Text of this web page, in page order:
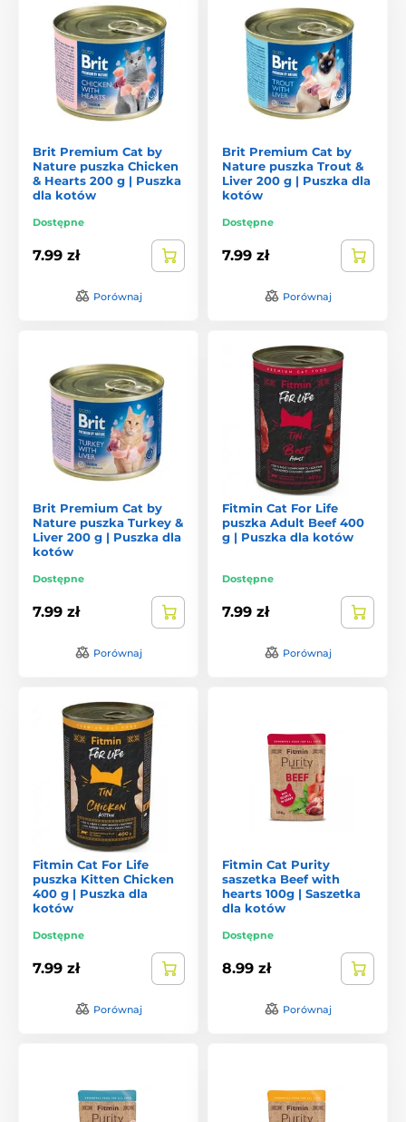
Brit Premium Cat by
Nature puszka Chicken
& Hearts 200 g | Puszka
dla kotów
Dostępne
7.99 zł
Porównaj
Brit Premium Cat by
Nature puszka Trout &
Liver 200 g | Puszka dla
kotów
Dostępne
7.99 zł
Porównaj
Brit Premium Cat by
Nature puszka Turkey &
Liver 200 g | Puszka dla
kotów
Dostępne
7.99 zł
Porównaj
Fitmin Cat For Life
puszka Adult Beef 400
g | Puszka dla kotów
Dostępne
7.99 zł
Porównaj
Fitmin Cat For Life
puszka Kitten Chicken
400 g | Puszka dla
kotów
Dostępne
7.99 zł
Porównaj
Fitmin Cat Purity
saszetka Beef with
hearts 100g | Saszetka
dla kotów
Dostępne
8.99 zł
Porównaj